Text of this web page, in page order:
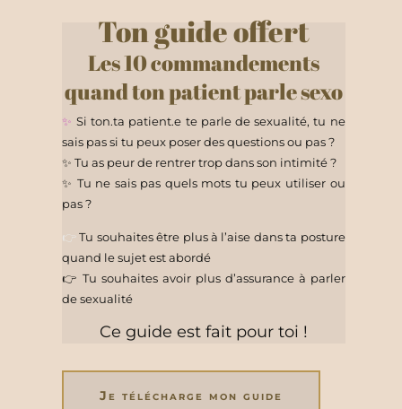
Ton guide offert
Les 10 commandements
quand ton patient parle sexo
✨ Si ton.ta patient.e te parle de sexualité, tu ne
sais pas si tu peux poser des questions ou pas ?
✨ Tu as peur de rentrer trop dans son intimité ?
✨ Tu ne sais pas quels mots tu peux utiliser ou
pas ?
👉Tu souhaites être plus à l’aise dans ta posture
quand le sujet est abordé
👉 Tu souhaites avoir plus d’assurance à parler
de sexualité
Ce guide est fait pour toi !
Je télécharge mon guide